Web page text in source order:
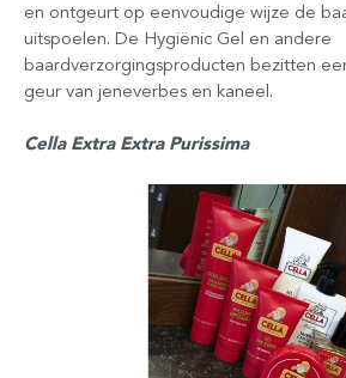
en ontgeurt op eenvoudige wijze de
uitspoelen. De Hygiënic Gel en andere
baardverzorgingsproducten bezitten
geur van jeneverbes en kaneel.
Cella Extra Extra Purissima